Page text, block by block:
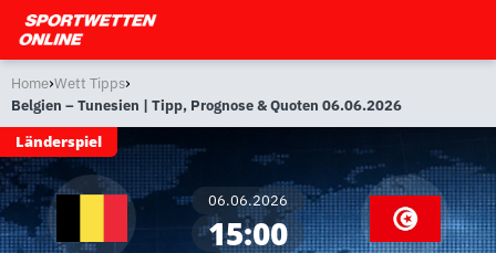
Home›Wett Tipps›
Belgien – Tunesien | Tipp, Prognose & Quoten 06.06.2026
Länderspiel
06.06.2026
15:00